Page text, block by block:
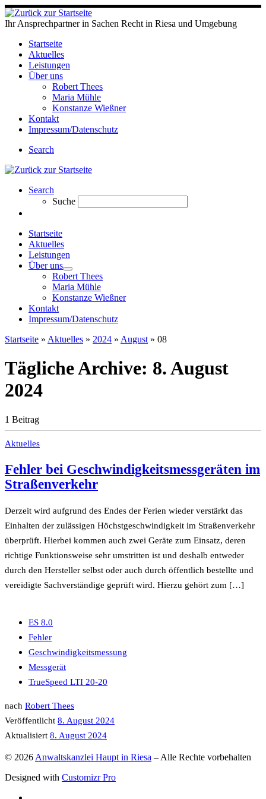
Ihr Ansprechpartner in Sachen Recht in Riesa und Umgebung
Startseite
Aktuelles
Leistungen
Über uns
Robert Thees
Maria Mühle
Konstanze Wießner
Kontakt
Impressum/Datenschutz
Search
Search
Suche
Startseite
Aktuelles
Leistungen
Über uns
Robert Thees
Maria Mühle
Konstanze Wießner
Kontakt
Impressum/Datenschutz
Startseite » Aktuelles » 2024 » August » 08
Tägliche Archive: 8. August
2024
1 Beitrag
Aktuelles
Fehler bei Geschwindigkeitsmessgeräten im
Straßenverkehr
Derzeit wird aufgrund des Endes der Ferien wieder verstärkt das
Einhalten der zulässigen Höchstgeschwindigkeit im Straßenverkehr
überprüft. Hierbei kommen auch zwei Geräte zum Einsatz, deren
richtige Funktionsweise sehr umstritten ist und deshalb entweder
durch den Hersteller selbst oder auch durch öffentlich bestellte und
vereidigte Sachverständige geprüft wird. Hierzu gehört zum […]
ES 8.0
Fehler
Geschwindigkeitsmessung
Messgerät
TrueSpeed LTI 20-20
nach Robert Thees
Veröffentlicht 8. August 2024
Aktualisiert 8. August 2024
© 2026 Anwaltskanzlei Haupt in Riesa – Alle Rechte vorbehalten
Designed with Customizr Pro